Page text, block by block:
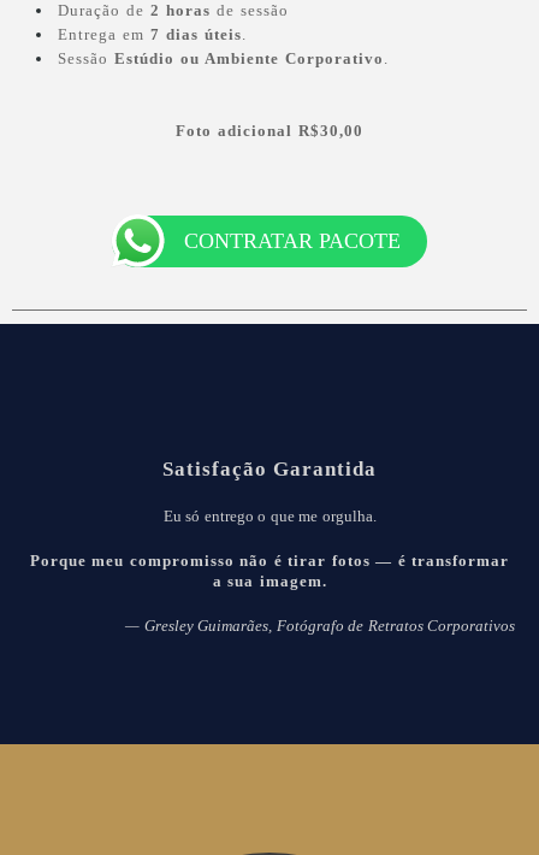
Duração de2 horasde sessão
Entrega em7 dias úteis.
SessãoEstúdio ou Ambiente Corporativo .
Foto adicional R$30,00
CONTRATAR PACOTE
Satisfação Garantida
Eu só entrego o que me orgulha.
Porque meu compromisso não é tirar fotos — é transformar
a sua imagem.
— Gresley Guimarães, Fotógrafo de Retratos Corporativos